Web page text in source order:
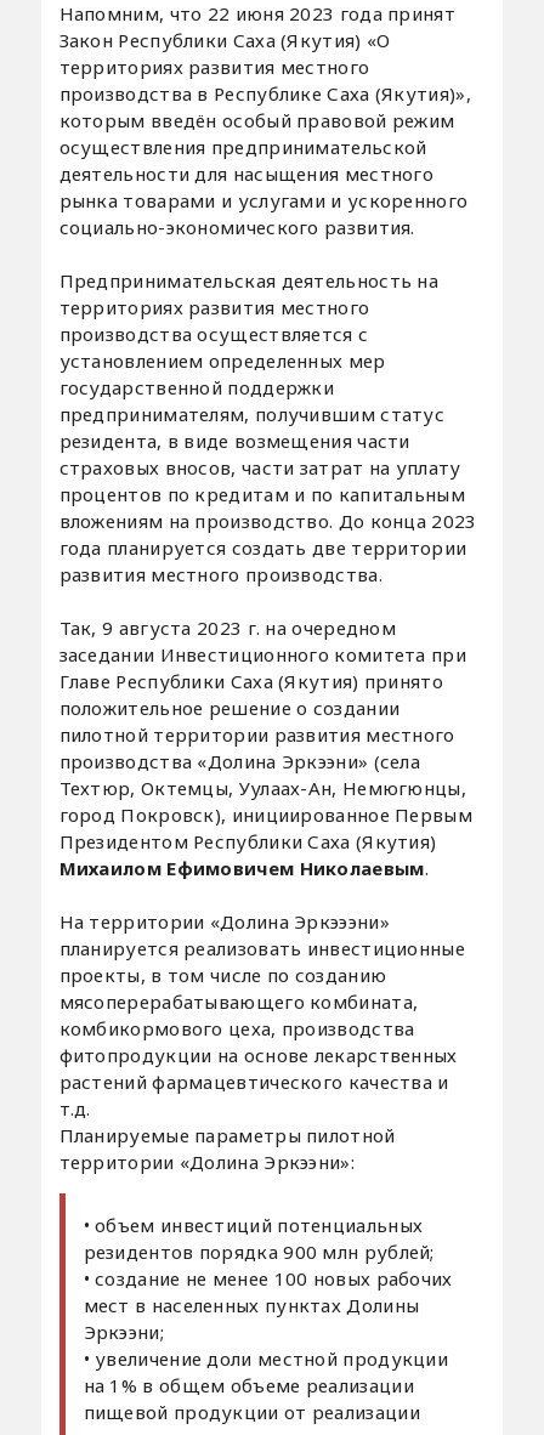
Напомним, что 22 июня 2023 года принят
Закон Республики Саха (Якутия) «О
территориях развития местного
производства в Республике Саха (Якутия)»,
которым введён особый правовой режим
осуществления предпринимательской
деятельности для насыщения местного
рынка товарами и услугами и ускоренного
социально-экономического развития.
Предпринимательская деятельность на
территориях развития местного
производства осуществляется с
установлением определенных мер
государственной поддержки
предпринимателям, получившим статус
резидента, в виде возмещения части
страховых вносов, части затрат на уплату
процентов по кредитам и по капитальным
вложениям на производство. До конца 2023
года планируется создать две территории
развития местного производства.
Так, 9 августа 2023 г. на очередном
заседании Инвестиционного комитета при
Главе Республики Саха (Якутия) принято
положительное решение о создании
пилотной территории развития местного
производства «Долина Эркээни» (села
Техтюр, Октемцы, Уулаах-Ан, Немюгюнцы,
город Покровск), инициированное Первым
Президентом Республики Саха (Якутия)
Михаилом Ефимовичем Николаевым.
На территории «Долина Эркэээни»
планируется реализовать инвестиционные
проекты, в том числе по созданию
мясоперерабатывающего комбината,
комбикормового цеха, производства
фитопродукции на основе лекарственных
растений фармацевтического качества и
т.д.
Планируемые параметры пилотной
территории «Долина Эркээни»:
• объем инвестиций потенциальных
резидентов порядка 900 млн рублей;
• создание не менее 100 новых рабочих
мест в населенных пунктах Долины
Эркээни;
• увеличение доли местной продукции
на 1% в общем объеме реализации
пищевой продукции от реализации